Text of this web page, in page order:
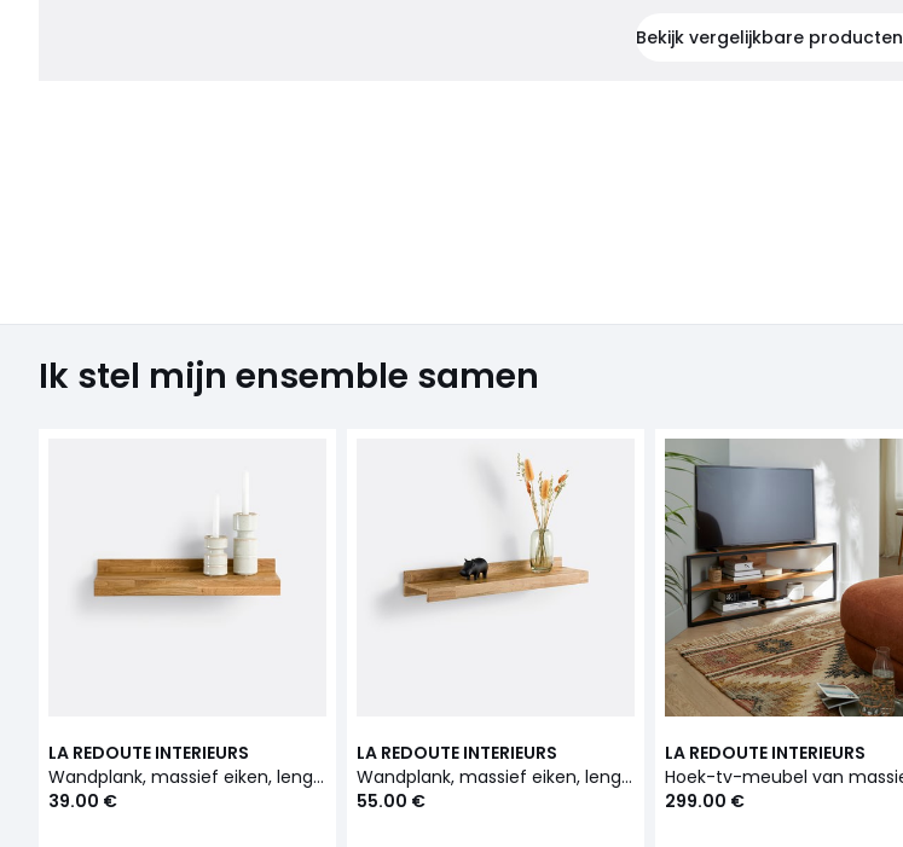
Bekijk vergelijkbare producten
Ik stel mijn ensemble samen
LA REDOUTE INTERIEURS
Wandplank, massief eiken, lengte 60 cm, Hiba
39.00 €
LA REDOUTE INTERIEURS
Wandplank, massief eiken, lengte 80 cm, Hiba
55.00 €
LA REDOUTE INTERIEURS
299.00 €